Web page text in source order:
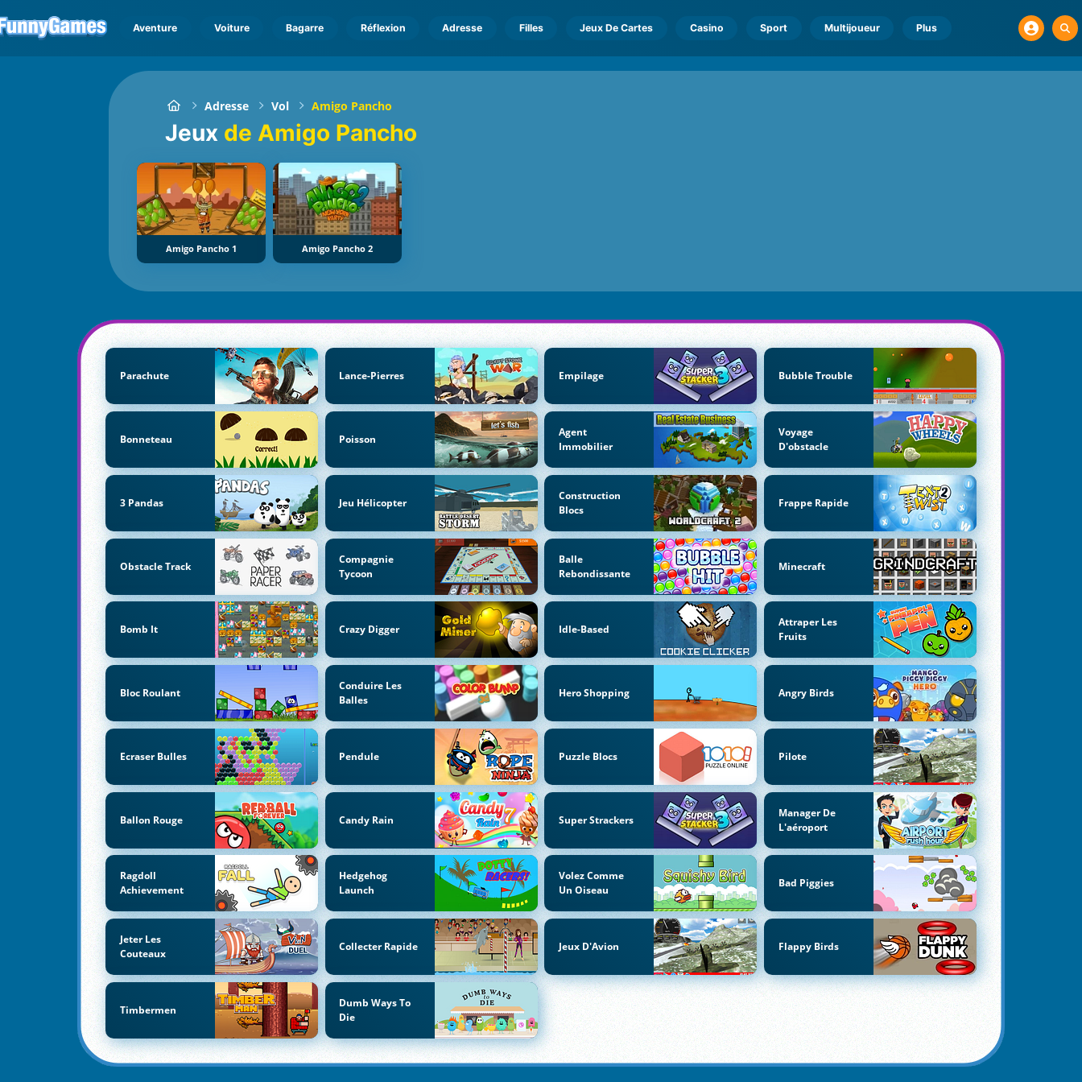
Aventure Voiture Bagarre Réflexion Adresse Filles Jeux De Cartes Casino Sport Multijoueur Plus
Adresse Vol Amigo Pancho
Jeux de Amigo Pancho
Amigo Pancho 1 Amigo Pancho 2
Parachute Lance-Pierres Empilage Bubble Trouble
Bonneteau Poisson
Agent
Immobilier
Voyage
D'obstacle
3 Pandas Jeu Hélicopter
Construction
Blocs
Frappe Rapide
Obstacle Track
Compagnie
Tycoon
Balle
Rebondissante
Minecraft
Bomb It Crazy Digger Idle-Based
Attraper Les
Fruits
Bloc Roulant
Conduire Les
Balles
Hero Shopping Angry Birds
Ecraser Bulles Pendule Puzzle Blocs Pilote
Ballon Rouge Candy Rain Super Strackers
Manager De
L'aéroport
Ragdoll
Achievement
Hedgehog
Launch
Volez Comme
Un Oiseau
Bad Piggies
Jeter Les
Couteaux
Collecter Rapide Jeux D'Avion Flappy Birds
Timbermen
Dumb Ways To
Die